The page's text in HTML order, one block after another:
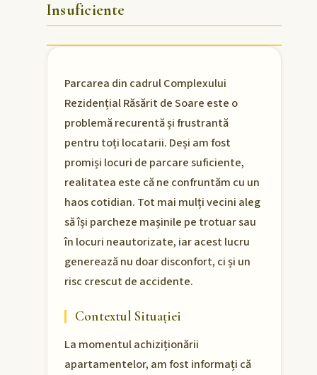
Insuficiente
Parcarea din cadrul Complexului
Rezidențial Răsărit de Soare este o
problemă recurentă și frustrantă
pentru toți locatarii. Deși am fost
promiși locuri de parcare suficiente,
realitatea este că ne confruntăm cu un
haos cotidian. Tot mai mulți vecini aleg
să își parcheze mașinile pe trotuar sau
în locuri neautorizate, iar acest lucru
generează nu doar disconfort, ci și un
risc crescut de accidente.
Contextul Situației
La momentul achiziționării
apartamentelor, am fost informați că